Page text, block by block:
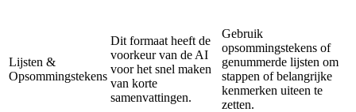
Lijsten &
Opsommingstekens
Dit formaat heeft de
voorkeur van de AI
voor het snel maken
van korte
samenvattingen.
Gebruik
opsommingstekens of
genummerde lijsten om
stappen of belangrijke
kenmerken uiteen te
zetten.